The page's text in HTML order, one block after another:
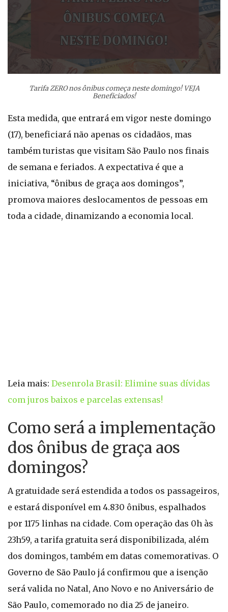
Tarifa ZERO nos ônibus começa neste domingo! VEJA
Beneficiados!
Esta medida, que entrará em vigor neste domingo
(17), beneficiará não apenas os cidadãos, mas
também turistas que visitam São Paulo nos finais
de semana e feriados. A expectativa é que a
iniciativa, “ônibus de graça aos domingos”,
promova maiores deslocamentos de pessoas em
toda a cidade, dinamizando a economia local.
Leia mais: Desenrola Brasil: Elimine suas dívidas
com juros baixos e parcelas extensas!
Como será a implementação
dos ônibus de graça aos
domingos?
A gratuidade será estendida a todos os passageiros,
e estará disponível em 4.830 ônibus, espalhados
por 1175 linhas na cidade. Com operação das 0h às
23h59, a tarifa gratuita será disponibilizada, além
dos domingos, também em datas comemorativas. O
Governo de São Paulo já confirmou que a isenção
será valida no Natal, Ano Novo e no Aniversário de
São Paulo, comemorado no dia 25 de janeiro.